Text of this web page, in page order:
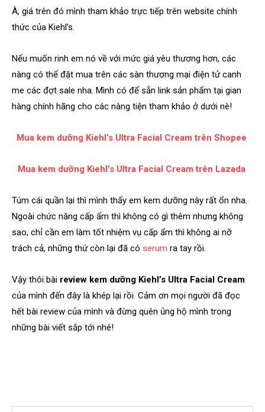
À, giá trên đó mình tham khảo trực tiếp trên website chính
thức của Kiehl’s.
Nếu muốn rinh em nó về với mức giá yêu thương hơn, các
nàng có thể đặt mua trên các sàn thương mại điện tử canh
me các đợt sale nha. Mình có để sẵn link sản phẩm tại gian
hàng chính hãng cho các nàng tiện tham khảo ở dưới nè!
Mua kem dưỡng Kiehl’s Ultra Facial Cream trên Shopee
Mua kem dưỡng Kiehl’s Ultra Facial Cream trên Lazada
Túm cái quần lại thì mình thấy em kem dưỡng này rất ổn nha.
Ngoài chức năng cấp ẩm thì không có gì thêm nhưng không
sao, chỉ cần em làm tốt nhiệm vụ cấp ẩm thì không ai nỡ
trách cả, những thứ còn lại đã có serum ra tay rồi.
Vậy thôi bài review kem dưỡng Kiehl’s Ultra Facial Cream
của mình đến đây là khép lại rồi. Cảm ơn mọi người đã đọc
hết bài review của mình và đừng quên ủng hộ mình trong
những bài viết sắp tới nhé!